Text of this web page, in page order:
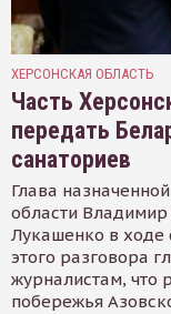
ХЕРСОНСКАЯ ОБЛАСТЬ
Часть
передать
санаториев
Глава
области
Лукашенко в ходе
этого разговора
журналистам, что
побережья